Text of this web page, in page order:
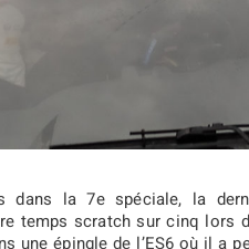
dans la 7e spéciale, la
temps scratch sur cinq lors
une épingle de l’ES6 où il a